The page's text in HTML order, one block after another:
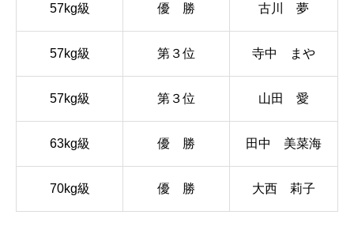
57kg級 優 勝 古川 夢
57kg級 第３位 寺中 まや
57kg級 第３位 山田 愛
63kg級 優 勝 田中 美菜海
70kg級 優 勝 大西 莉子